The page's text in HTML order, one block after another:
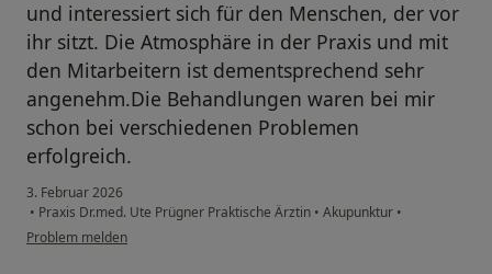
und interessiert sich für den Menschen, der vor
ihr sitzt. Die Atmosphäre in der Praxis und mit
den Mitarbeitern ist dementsprechend sehr
angenehm.Die Behandlungen waren bei mir
schon bei verschiedenen Problemen
erfolgreich.
3. Februar 2026
• Praxis Dr.med. Ute Prügner Praktische Ärztin • Akupunktur •
Problem melden